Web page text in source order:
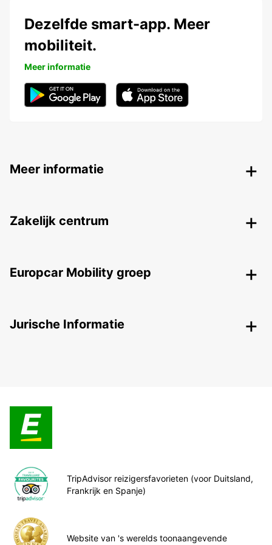
Dezelfde smart-app. Meer
mobiliteit.
Meer informatie
Meer informatie
Zakelijk centrum
Europcar Mobility groep
Jurische Informatie
TripAdvisor reizigersfavorieten (voor Duitsland,
Frankrijk en Spanje)
Website van 's werelds toonaangevende